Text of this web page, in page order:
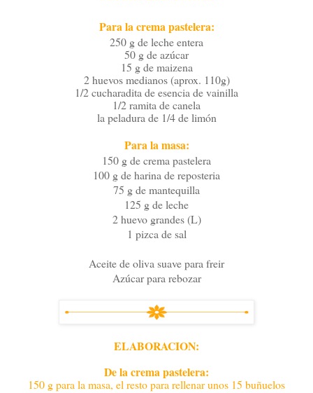
Para la crema pastelera:
250 g de leche entera
50 g de azúcar
15 g de maizena
2 huevos medianos (aprox. 110g)
1/2 cucharadita de esencia de vainilla
1/2 ramita de canela
la peladura de 1/4 de limón
Para la masa:
150 g de crema pastelera
100 g de harina de reposteria
75 g de mantequilla
125 g de leche
2 huevo grandes (L)
1 pizca de sal
Aceite de oliva suave para freir
Azúcar para rebozar
ELABORACION:
De la crema pastelera:
150 g para la masa, el resto para rellenar unos 15 buñuelos